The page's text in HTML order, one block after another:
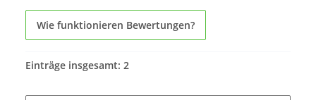
Wie funktionieren Bewertungen?
Einträge insgesamt: 2